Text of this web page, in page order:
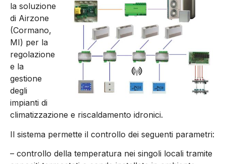
la soluzione
di Airzone
(Cormano,
MI) per la
regolazione
e la
gestione
degli
impianti di
climatizzazione e riscaldamento idronici.
Il sistema permette il controllo dei seguenti parametri:
– controllo della temperatura nei singoli locali tramite